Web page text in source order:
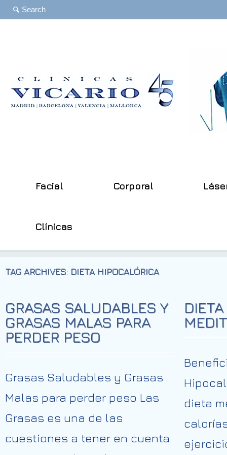
Facial Corporal
Clínicas
TAG ARCHIVES: DIETA HIPOCALÓRICA
GRASAS SALUDABLES Y
GRASAS MALAS PARA
PERDER PESO
Grasas Saludables y Grasas
Malas para perder peso Las
Grasas es una de las
cuestiones a tener en cuenta
dieta